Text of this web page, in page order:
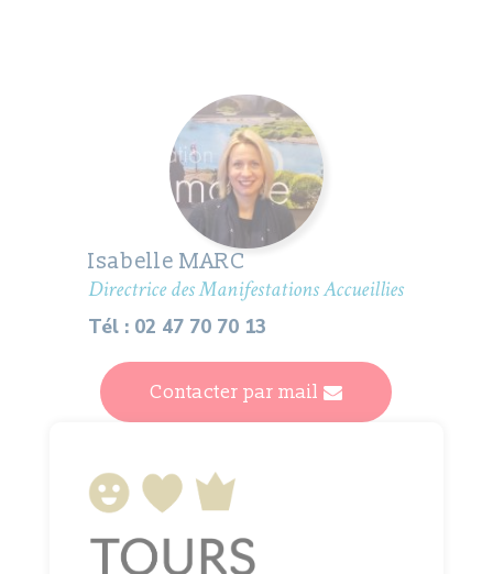
Isabelle MARC
Directrice des Manifestations Accueillies
Tél : 02 47 70 70 13
Contacter par mail